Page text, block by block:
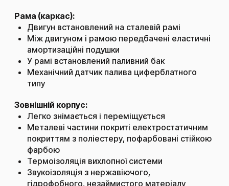
Рама (каркас):
Двигун встановлений на сталевій рамі
Між двигуном і рамою передбачені еластичні
амортизаційні подушки
У рамі встановлений паливний бак
Механічний датчик палива циферблатного
типу
Зовнішній корпус:
Легко знімається і переміщується
Металеві частини покриті електростатичним
покриттям з поліестеру, пофарбовані стійкою
фарбою
Термоізоляція вихлопної системи
Звукоізоляція з нержавіючого,
гідрофобного, незаймистого матеріалу